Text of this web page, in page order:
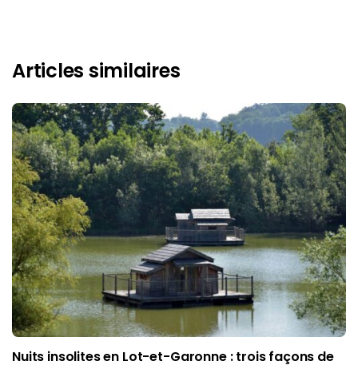
Articles similaires
Nuits insolites en Lot-et-Garonne : trois façons de